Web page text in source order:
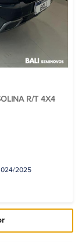
R/T 4X4
2025